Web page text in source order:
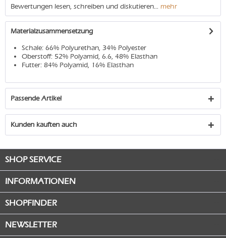
Bewertungen lesen, schreiben und diskutieren... mehr
Materialzusammensetzung
Schale: 66% Polyurethan, 34% Polyester
Oberstoff: 52% Polyamid, 6.6, 48% Elasthan
Futter: 84% Polyamid, 16% Elasthan
Passende Artikel
Kunden kauften auch
SHOP SERVICE
INFORMATIONEN
SHOPFINDER
NEWSLETTER